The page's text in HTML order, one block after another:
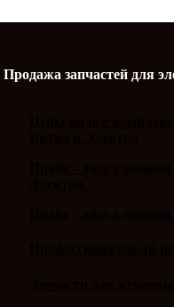
Продажа запчастей для